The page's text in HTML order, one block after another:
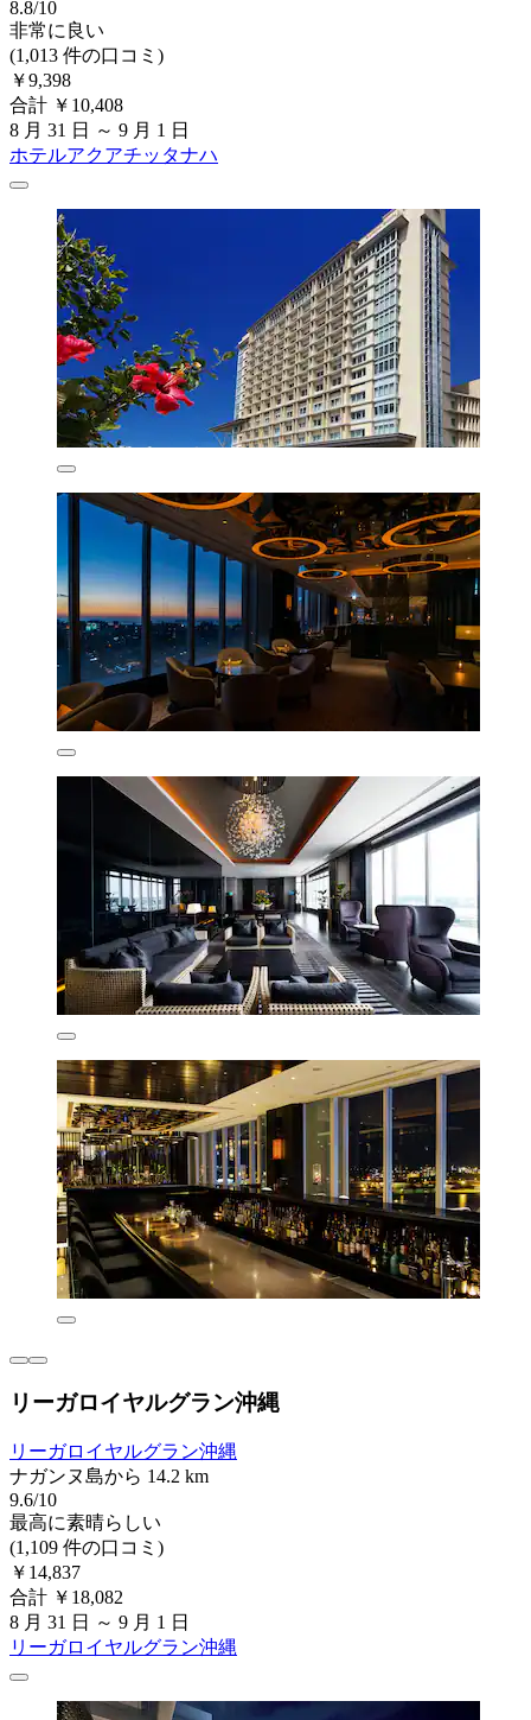
8.8/10
非常に良い
(1,013 件の口コミ)
￥9,398
合計 ￥10,408
8 月 31 日 ～ 9 月 1 日
ホテルアクアチッタナハ
リーガロイヤルグラン沖縄
リーガロイヤルグラン沖縄
ナガンヌ島から 14.2 km
9.6/10
最高に素晴らしい
(1,109 件の口コミ)
￥14,837
合計 ￥18,082
8 月 31 日 ～ 9 月 1 日
リーガロイヤルグラン沖縄